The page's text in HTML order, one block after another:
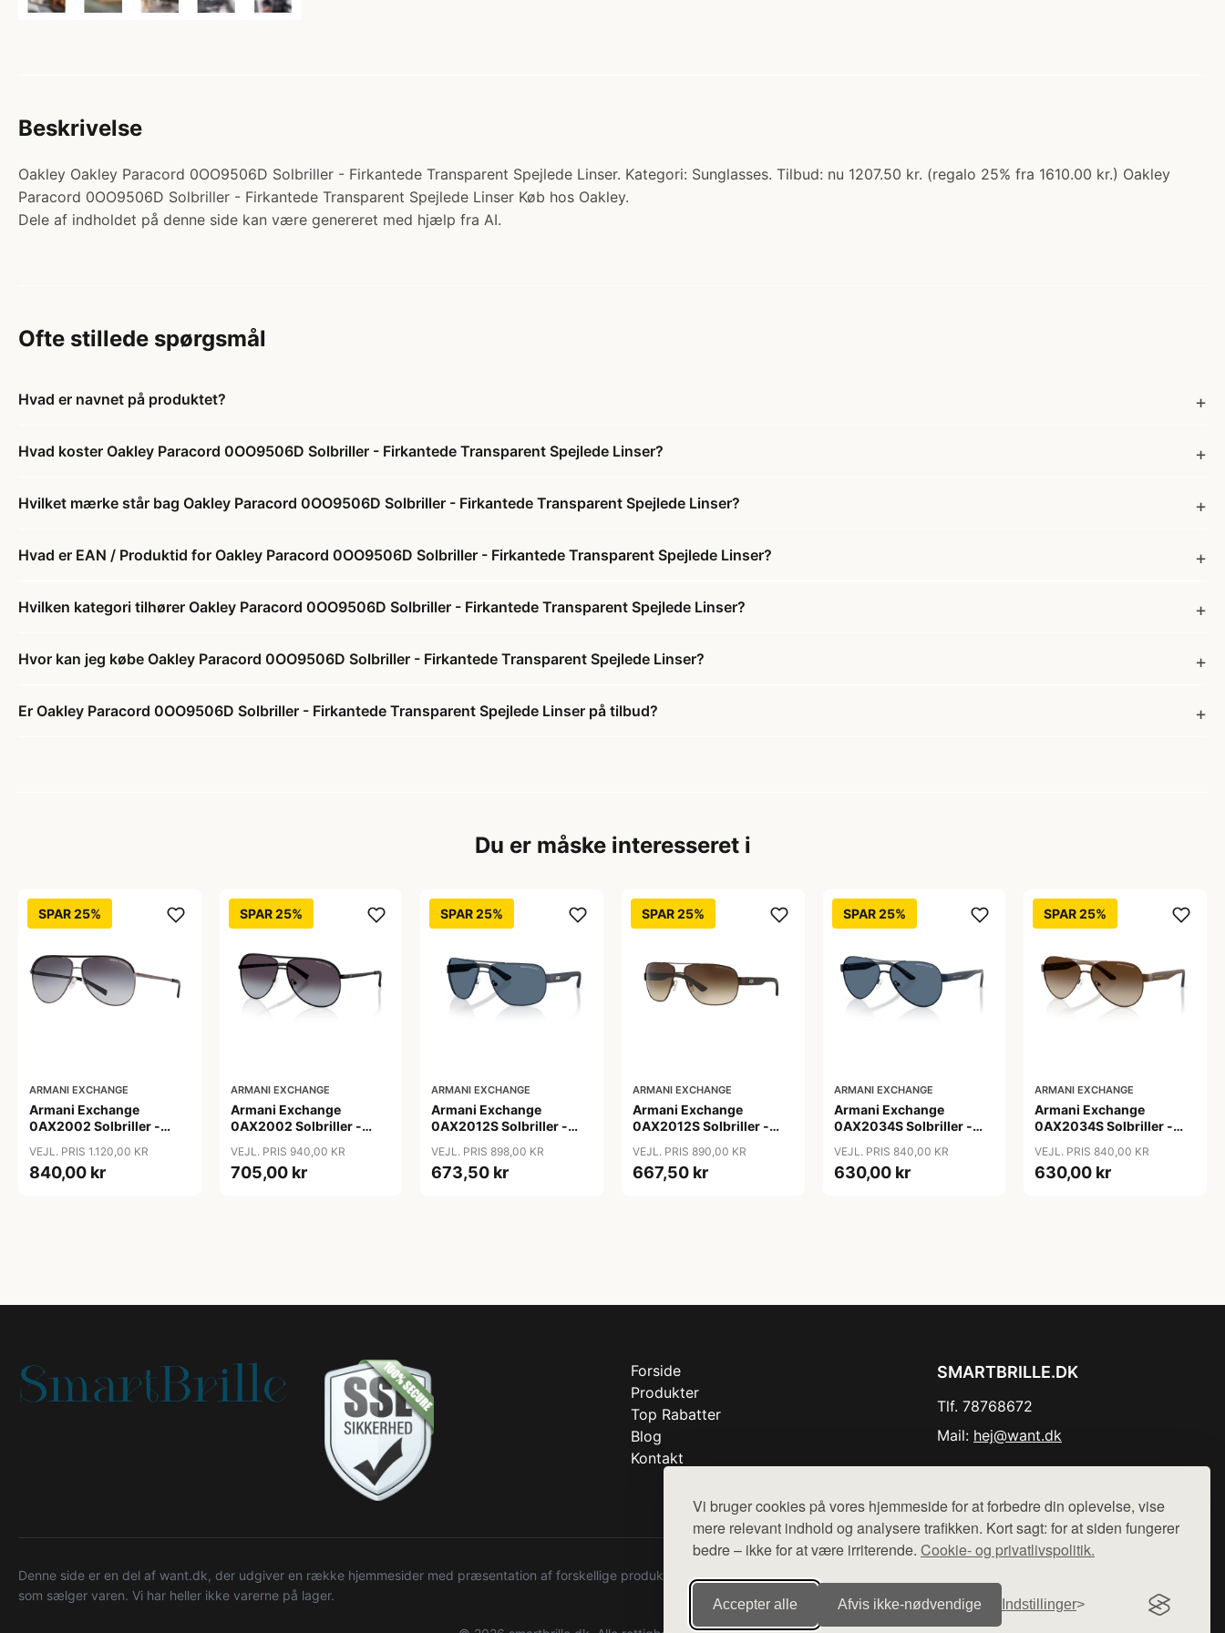
Vi bruger cookies på vores hjemmeside for at forbedre din oplevelse, vise
mere relevant indhold og analysere trafikken. Kort sagt: for at siden fungerer
bedre – ikke for at være irriterende. Cookie- og privatlivspolitik.
Accepter alle Afvis ikke‑nødvendige Indstillinger
Beskrivelse
Oakley Oakley Paracord 0OO9506D Solbriller - Firkantede Transparent Spejlede Linser. Kategori: Sunglasses. Tilbud: nu 1207.50 kr. (regalo 25% fra 1610.00 kr.) Oakley
Paracord 0OO9506D Solbriller - Firkantede Transparent Spejlede Linser Køb hos Oakley.
Dele af indholdet på denne side kan være genereret med hjælp fra AI.
Ofte stillede spørgsmål
Hvad er navnet på produktet?
Hvad koster Oakley Paracord 0OO9506D Solbriller - Firkantede Transparent Spejlede Linser?
Hvilket mærke står bag Oakley Paracord 0OO9506D Solbriller - Firkantede Transparent Spejlede Linser?
Hvad er EAN / Produktid for Oakley Paracord 0OO9506D Solbriller - Firkantede Transparent Spejlede Linser?
Hvilken kategori tilhører Oakley Paracord 0OO9506D Solbriller - Firkantede Transparent Spejlede Linser?
Hvor kan jeg købe Oakley Paracord 0OO9506D Solbriller - Firkantede Transparent Spejlede Linser?
Er Oakley Paracord 0OO9506D Solbriller - Firkantede Transparent Spejlede Linser på tilbud?
Du er måske interesseret i
SPAR 25%
ARMANI EXCHANGE
Armani Exchange
0AX2002 Solbriller -
Polariserede Linser
VEJL. PRIS 1.120,00 KR
840,00 kr
SPAR 25%
ARMANI EXCHANGE
Armani Exchange
0AX2002 Solbriller -
VEJL. PRIS 940,00 KR
705,00 kr
SPAR 25%
ARMANI EXCHANGE
Armani Exchange
0AX2012S Solbriller -
VEJL. PRIS 898,00 KR
673,50 kr
SPAR 25%
ARMANI EXCHANGE
Armani Exchange
0AX2012S Solbriller -
VEJL. PRIS 890,00 KR
667,50 kr
SPAR 25%
ARMANI EXCHANGE
Armani Exchange
0AX2034S Solbriller -
VEJL. PRIS 840,00 KR
630,00 kr
SPAR 25%
ARMANI EXCHANGE
Armani Exchange
0AX2034S Solbriller -
VEJL. PRIS 840,00 KR
630,00 kr
Forside
Produkter
Top Rabatter
Blog
Kontakt
SMARTBRILLE.DK
Tlf. 78768672
Mail: hej@want.dk
Denne side er en del af want.dk, der udgiver en række hjemmesider med præsentation af forskellige produkter fra diverse webshops. Der sælges ikke varer fra denne side - vi henviser til de shops,
som sælger varen. Vi har heller ikke varerne på lager.